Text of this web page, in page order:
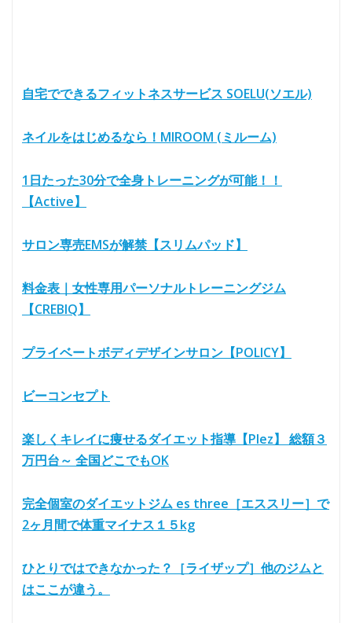
自宅でできるフィットネスサービス SOELU(ソエル)
ネイルをはじめるなら！MIROOM (ミルーム)
1日たった30分で全身トレーニングが可能！！
【Active】
サロン専売EMSが解禁【スリムパッド】
料金表｜女性専用パーソナルトレーニングジム
【CREBIQ】
プライベートボディデザインサロン【POLICY】
ビーコンセプト
楽しくキレイに痩せるダイエット指導【Plez】 総額３
万円台～ 全国どこでもOK
完全個室のダイエットジム es three［エススリー］で
2ヶ月間で体重マイナス１５kg
ひとりではできなかった？［ライザップ］他のジムと
はここが違う。